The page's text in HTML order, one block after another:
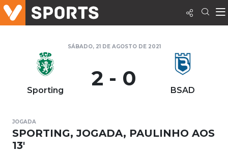
SÁBADO, 21 DE AGOSTO DE 2021
Sporting 2 - 0 BSAD
JOGADA
SPORTING, JOGADA, PAULINHO AOS
13'